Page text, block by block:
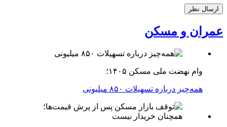
عمران و مسکن
وام نهضت ملی مسکن ۱۴۰۵؛
همه‌چیز درباره تسهیلات ۸۵۰ میلیونی